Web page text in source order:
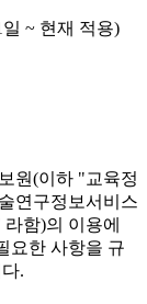
~ 현재 적용)
원(이하 "교육정
연구정보서비스
함)의 이용에
요한 사항을 규
.